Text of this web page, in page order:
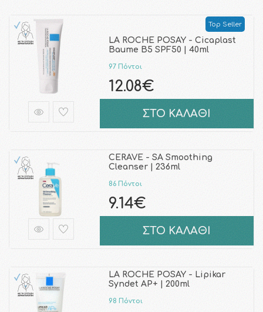
Top Seller
LA ROCHE POSAY - Cicaplast
Baume B5 SPF50 | 40ml
97 Πόντοι
12.08€
ΣΤΟ ΚΑΛΑΘΙ
CERAVE - SA Smoothing
Cleanser | 236ml
86 Πόντοι
9.14€
ΣΤΟ ΚΑΛΑΘΙ
LA ROCHE POSAY - Lipikar
Syndet AP+ | 200ml
98 Πόντοι